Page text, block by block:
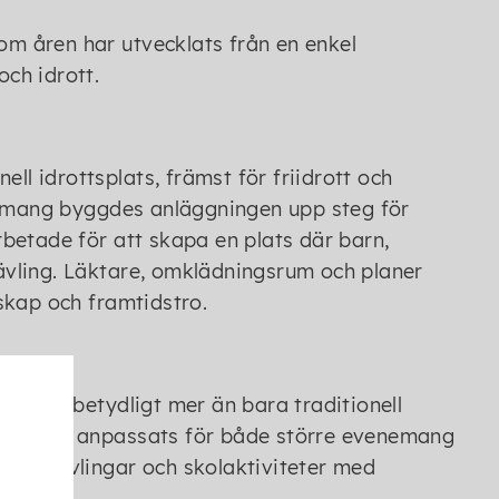
åren har utvecklats från en enkel
idrott.
idrottsplats, främst för friidrott och
byggdes anläggningen upp steg för
för att skapa en plats där barn,
Läktare, omklädningsrum och planer
och framtidstro.
betydligt mer än bara traditionell
anpassats för både större evenemang
och skolaktiviteter med